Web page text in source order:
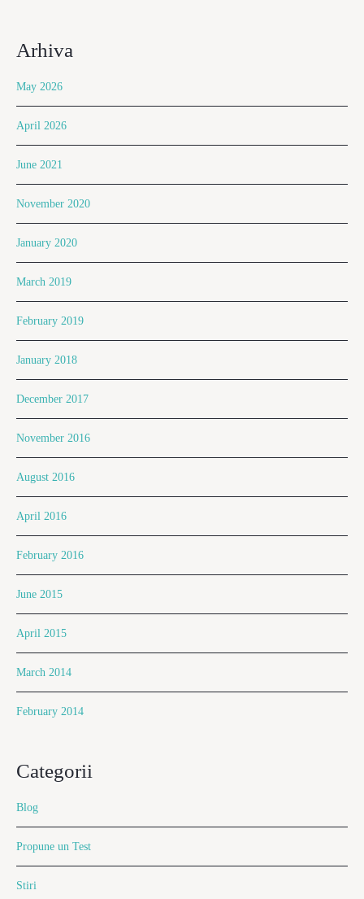
Arhiva
May 2026
April 2026
June 2021
November 2020
January 2020
March 2019
February 2019
January 2018
December 2017
November 2016
August 2016
April 2016
February 2016
June 2015
April 2015
March 2014
February 2014
Categorii
Blog
Propune un Test
Stiri